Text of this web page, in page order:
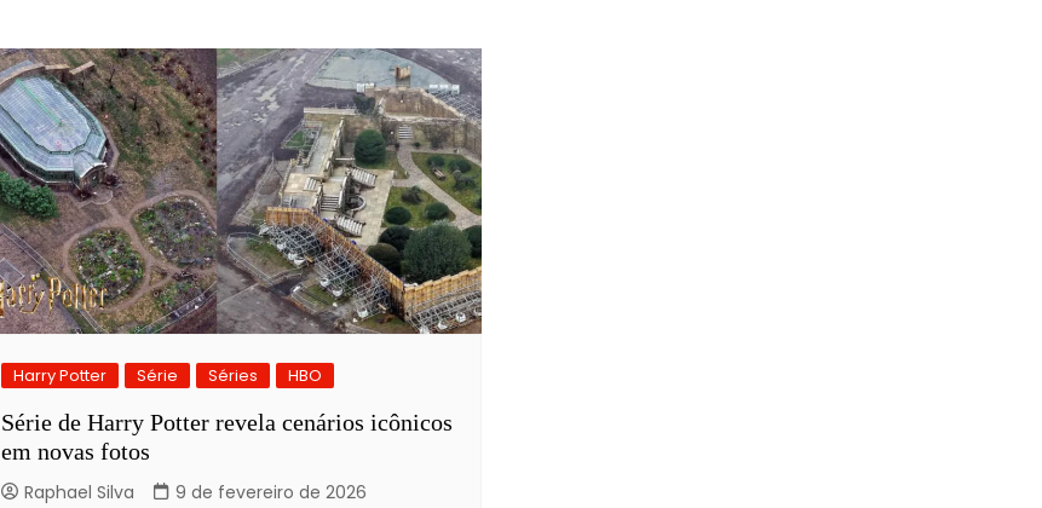
Harry Potter Série Séries HBO
Série de Harry Potter revela cenários icônicos
em novas fotos
Raphael Silva 9 de fevereiro de 2026